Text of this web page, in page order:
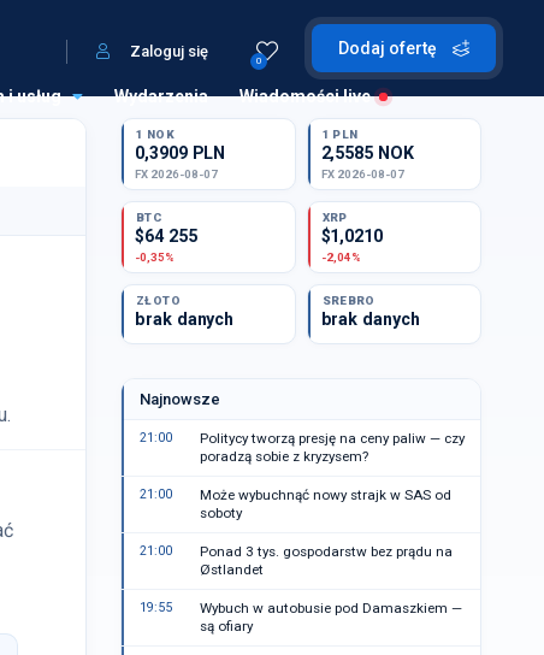
Dodaj ofertę
0
Zaloguj się
i usług Wydarzenia Wiadomości live
1 NOK
0,3909 PLN
FX 2026-08-07
1 PLN
2,5585 NOK
FX 2026-08-07
BTC
$64 255
-0,35%
XRP
$1,0210
-2,04%
ZŁOTO
brak danych
SREBRO
brak danych
Najnowsze
21:00
Politycy tworzą presję na ceny paliw — czy
poradzą sobie z kryzysem?
21:00
Może wybuchnąć nowy strajk w SAS od
soboty
21:00
Ponad 3 tys. gospodarstw bez prądu na
Østlandet
19:55
Wybuch w autobusie pod Damaszkiem —
są ofiary